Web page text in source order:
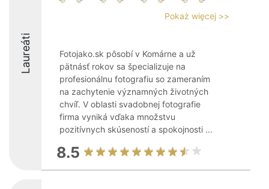
Laureáti
Pokaż więcej >>
Fotojako.sk pôsobí v Komárne a už
pätnásť rokov sa špecializuje na
profesionálnu fotografiu so zameraním
na zachytenie významných životných
chvíľ. V oblasti svadobnej fotografie
firma vyniká vďaka množstvu
pozitívnych skúseností a spokojnosti ...
8.5